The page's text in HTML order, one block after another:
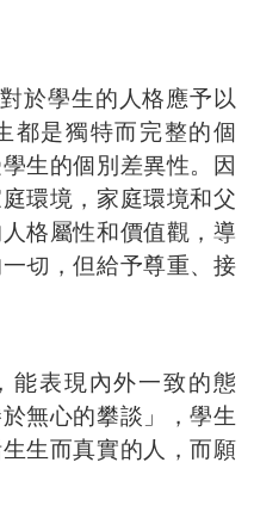
於學生的人格應予以
都是獨特而完整的個
生的個別差異性。因
環境，家庭環境和父
格屬性和價值觀，導
切，但給予尊重、接
能表現內外一致的態
無心的攀談」，學生
生而真實的人，而願